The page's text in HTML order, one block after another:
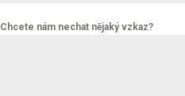
Chcete nám nechat nějaký vzkaz?